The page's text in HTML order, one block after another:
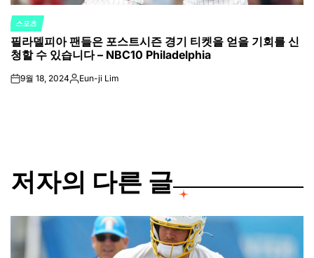
POSTED
IN
스포츠
필라델피아 팬들은 포스트시즌 경기 티켓을 얻을 기회를 신
청할 수 있습니다 – NBC10 Philadelphia
on9월 18, 2024Posted
Eun-ji Lim
저자의 다른 글